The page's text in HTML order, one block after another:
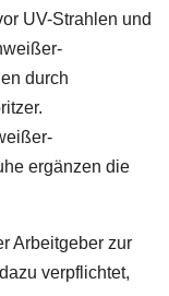
UV-Strahlen und
durch
ergänzen die
Arbeitgeber zur
verpflichtet,